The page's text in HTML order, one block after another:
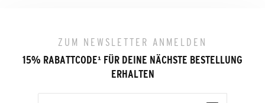
ZUM NEWSLETTER ANMELDEN
15% RABATTCODE¹ FÜR DEINE NÄCHSTE BESTELLUNG
ERHALTEN